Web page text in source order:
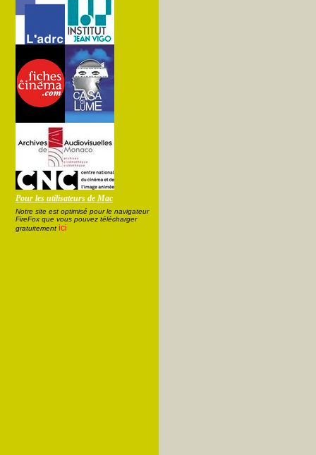
Pour les utilisateurs de Mac
Notre site est optimisé pour le navigateur
FireFox que vous pouvez télécharger
gratuitement ici